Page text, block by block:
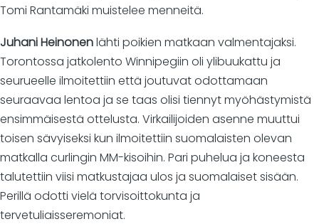
Tomi Rantamäki muistelee menneitä.
Juhani Heinonenlähti poikien matkaan valmentajaksi.
Torontossa jatkolento Winnipegiin oli ylibuukattu ja
seurueelle ilmoitettiin että joutuvat odottamaan
seuraavaa lentoa ja se taas olisi tiennyt myöhästymistä
ensimmäisestä ottelusta. Virkailijoiden asenne muuttui
toisen sävyiseksi kun ilmoitettiin suomalaisten olevan
matkalla curlingin MM-kisoihin. Pari puhelua ja koneesta
talutettiin viisi matkustajaa ulos ja suomalaiset sisään.
Perillä odotti vielä torvisoittokunta ja
tervetuliaisseremoniat.